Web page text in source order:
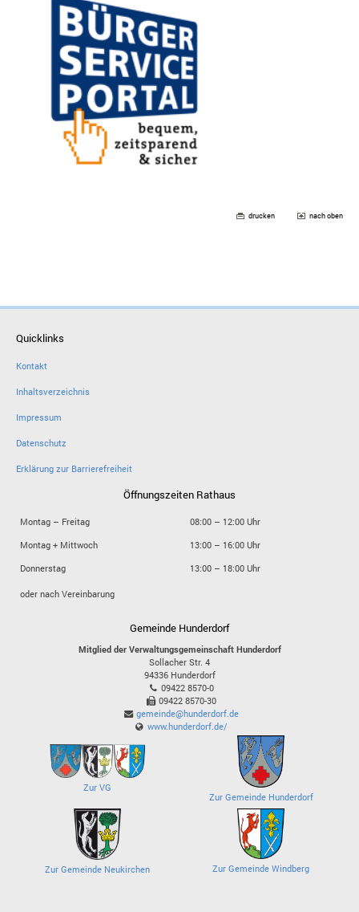
drucken nach oben
Quicklinks
Kontakt
Inhaltsverzeichnis
Impressum
Datenschutz
Erklärung zur Barrierefreiheit
Öffnungszeiten Rathaus
Montag – Freitag
08:00 – 12:00 Uhr
Montag + Mittwoch
13:00 – 16:00 Uhr
Donnerstag
13:00 – 18:00 Uhr
oder nach Vereinbarung
Gemeinde Hunderdorf
Mitglied der Verwaltungsgemeinschaft Hunderdorf
Sollacher Str. 4
94336 Hunderdorf
09422 8570-0
09422 8570-30
gemeinde@hunderdorf.de
www.hunderdorf.de/
Zur VG
Zur Gemeinde Hunderdorf
Zur Gemeinde Neukirchen Zur Gemeinde Windberg